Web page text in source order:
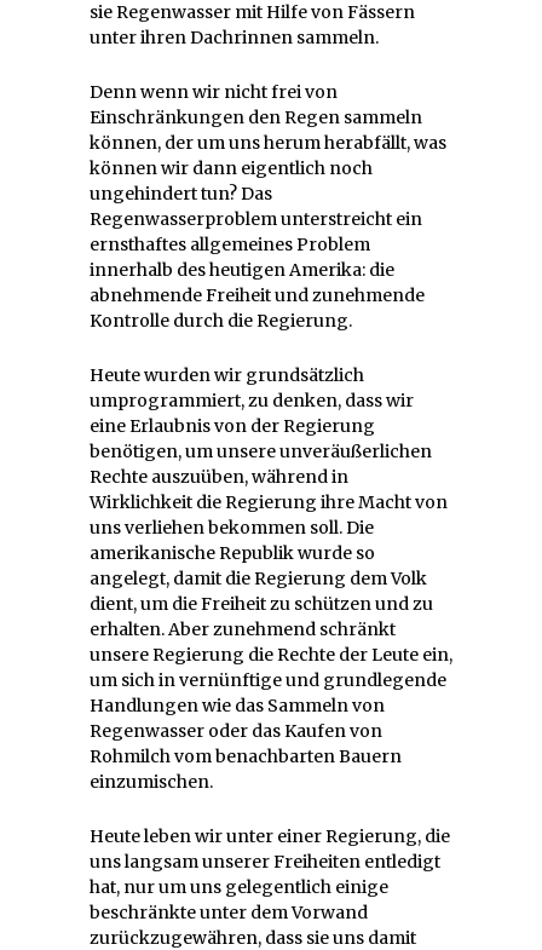
sie Regenwasser mit Hilfe von Fässern
unter ihren Dachrinnen sammeln.
Denn wenn wir nicht frei von
Einschränkungen den Regen sammeln
können, der um uns herum herabfällt, was
können wir dann eigentlich noch
ungehindert tun? Das
Regenwasserproblem unterstreicht ein
ernsthaftes allgemeines Problem
innerhalb des heutigen Amerika: die
abnehmende Freiheit und zunehmende
Kontrolle durch die Regierung.
Heute wurden wir grundsätzlich
umprogrammiert, zu denken, dass wir
eine Erlaubnis von der Regierung
benötigen, um unsere unveräußerlichen
Rechte auszuüben, während in
Wirklichkeit die Regierung ihre Macht von
uns verliehen bekommen soll. Die
amerikanische Republik wurde so
angelegt, damit die Regierung dem Volk
dient, um die Freiheit zu schützen und zu
erhalten. Aber zunehmend schränkt
unsere Regierung die Rechte der Leute ein,
um sich in vernünftige und grundlegende
Handlungen wie das Sammeln von
Regenwasser oder das Kaufen von
Rohmilch vom benachbarten Bauern
einzumischen.
Heute leben wir unter einer Regierung, die
uns langsam unserer Freiheiten entledigt
hat, nur um uns gelegentlich einige
beschränkte unter dem Vorwand
zurückzugewähren, dass sie uns damit